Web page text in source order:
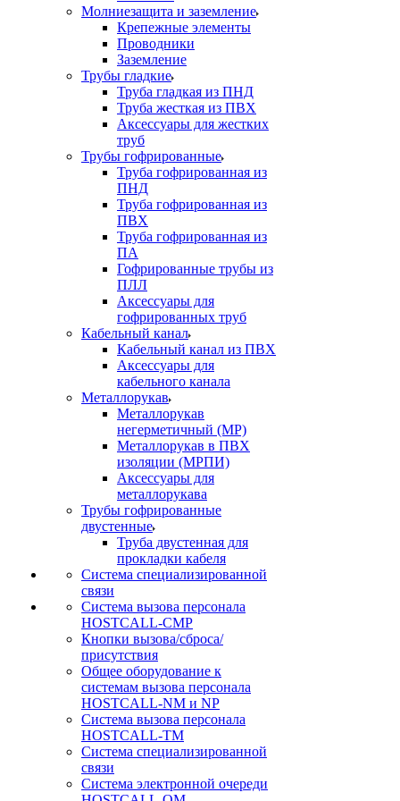
Молниезащита и заземление
Крепежные элементы
Проводники
Заземление
Трубы гладкие
Труба гладкая из ПНД
Труба жесткая из ПВХ
Аксессуары для жестких
труб
Трубы гофрированные
Труба гофрированная из
ПНД
Труба гофрированная из
ПВХ
Труба гофрированная из
ПА
Гофрированные трубы из
ПЛЛ
Аксессуары для
гофрированных труб
Кабельный канал
Кабельный канал из ПВХ
Аксессуары для
кабельного канала
Металлорукав
Металлорукав
негерметичный (МР)
Металлорукав в ПВХ
изоляции (МРПИ)
Аксессуары для
металлорукава
Трубы гофрированные
двустенные
Труба двустенная для
прокладки кабеля
Система специализированной
связи
Cистема вызова персонала
HOSTCALL-CMP
Кнопки вызова/сброса/
присутствия
Общее оборудование к
системам вызова персонала
HOSTCALL-NM и NP
Система вызова персонала
HOSTCALL-TM
Система специализированной
связи
Система электронной очереди